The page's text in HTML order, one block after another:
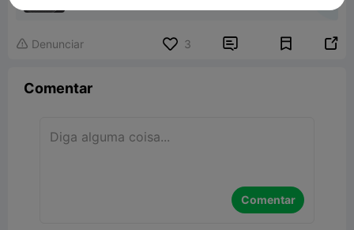
 Denunciar 3  
Comentar
Comentar